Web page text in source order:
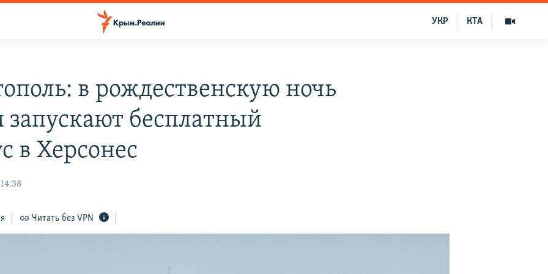
КТА
УКР
в рождественскую ночь
запускают бесплатный
в Херсонес
Читать без VPN